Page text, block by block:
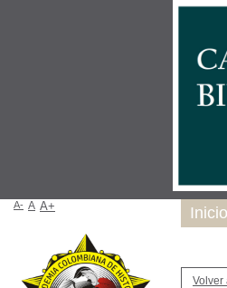
Volver
Inicio
A- A A+